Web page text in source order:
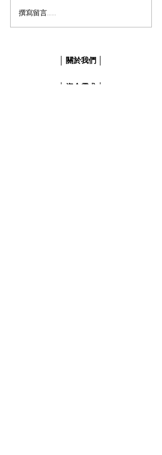
對抗疫情，成功辦理現折
10,000!
撰寫留言......
│ 關於我們 │
│ 資金需求 │